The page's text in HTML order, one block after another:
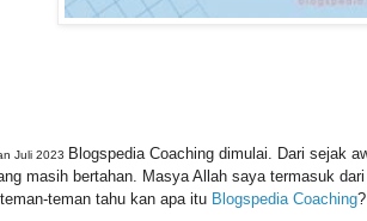
Juli 2023 Blogspedia Coaching dimulai. Dari sejak
masih bertahan. Masya Allah saya termasuk
teman tahu kan apa itu Blogspedia Coaching?